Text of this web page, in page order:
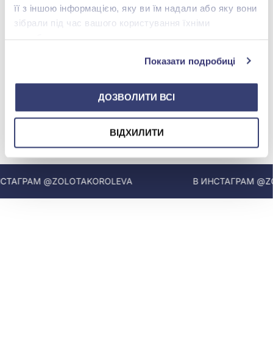
її з іншою інформацією, яку ви їм надали або яку вони
зібрали під час вашого користування їхніми
Показати подробиці
ДОЗВОЛИТИ ВСІ
ВІДХИЛИТИ
серебра 925°, арт. 3-
0305.80.2
11 677,00 грн
плетение Якорное
Нет в наличии
МЫ В INSTAGRAM
@ZOLOTAKOROLEVA В ИНСТАГРАМ